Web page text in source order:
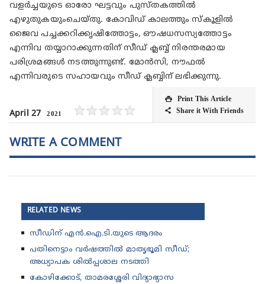
വളർച്ചയുടെ ഓരോ ഘട്ടവും പുസ്തകത്തിൽ
എഴുതുകയുംചെയ്തു. കോവിഡ് കാലത്തും സ്കൂളിൽ
ജൈവ പച്ചക്കറിക്കൃഷിത്തോട്ടം, ഔഷധസസ്യത്തോട്ടം
എന്നിവ തയ്യാറാക്കുന്നതിന് സീഡ് ക്ലബ്ബ് നിരന്തരമായ
പരിശ്രമങ്ങൾ നടത്തുന്നുണ്ട്. മോൻസി, നൗഫൽ
എന്നിവരുടെ സഹായവും സീഡ് ക്ലബ്ബിന് ലഭിക്കുന്നു.
April 27 2021
 Print This Article
 Share it With Friends
★★★ ★★
WRITE A COMMENT
RELATED NEWS
സീഡിന് എൻ.ഐ.ടി.യുടെ ആദരം
പതിനെട്ടാം വർഷത്തിൽ മാതൃഭൂമി സീഡ്;
അധ്യാപക ശിൽപ്പശാല നടത്തി
കോഴിക്കോട്, താമരശ്ശേരി വിദ്യാഭ്യാസ